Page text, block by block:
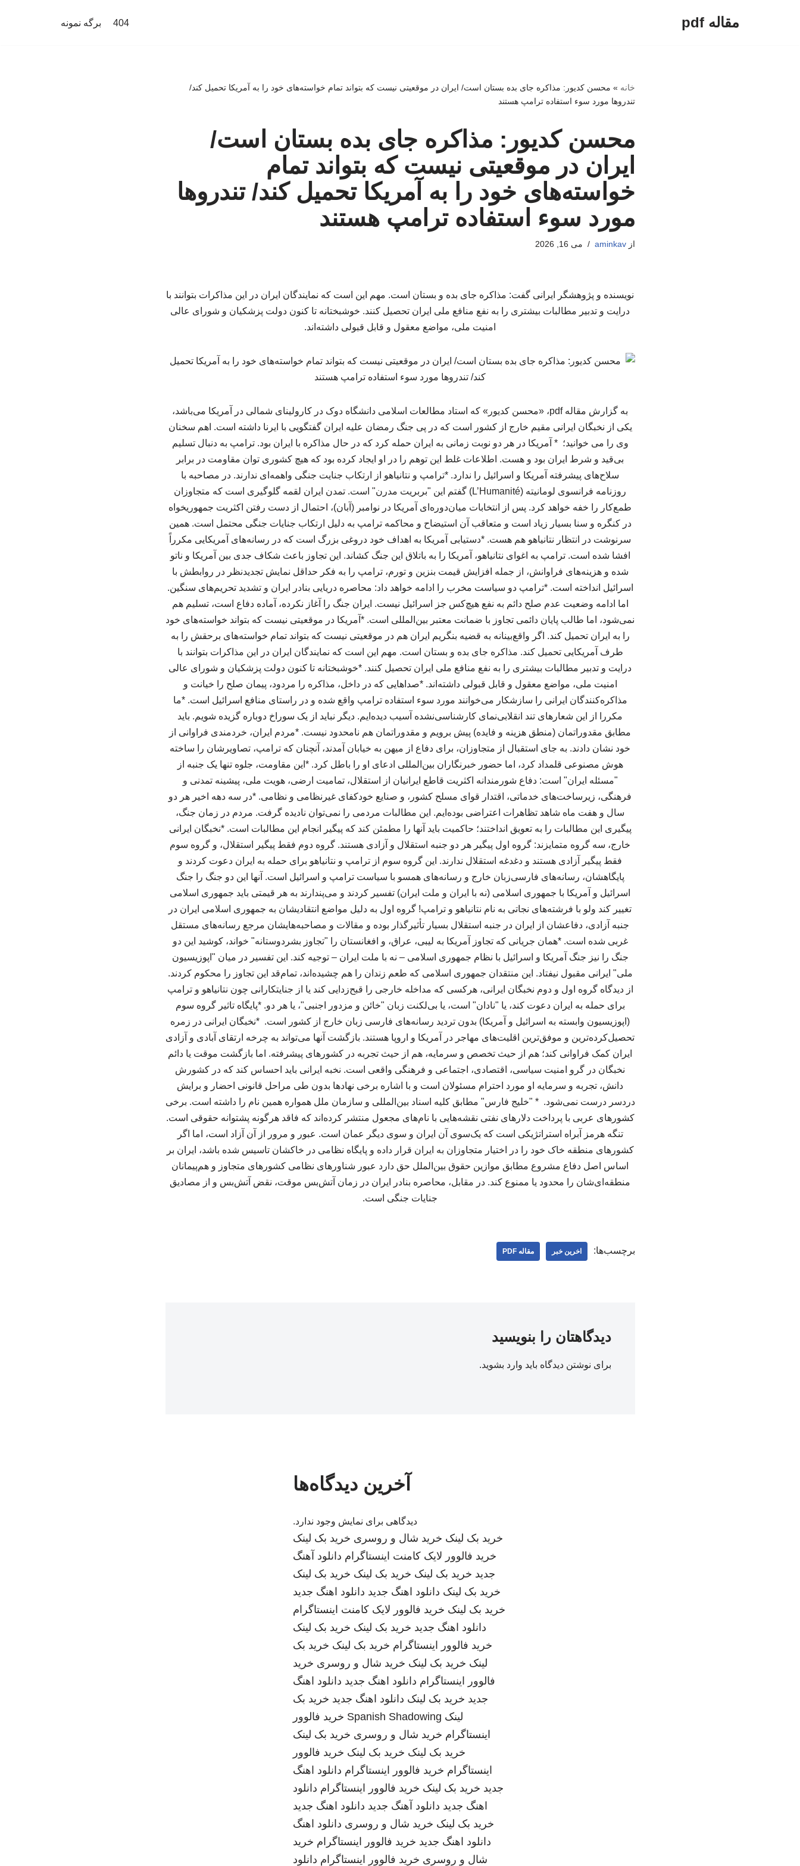
مقاله pdf 404 برگه نمونه
خانه » محسن کدیور: مذاکره جای بده بستان است/ ایران در موقعیتی نیست که بتواند تمام خواسته‌های خود را به آمریکا تحمیل کند/
تندروها مورد سوء استفاده ترامپ هستند
محسن کدیور: مذاکره جای بده بستان است/
ایران در موقعیتی نیست که بتواند تمام
خواسته‌های خود را به آمریکا تحمیل کند/ تندروها
مورد سوء استفاده ترامپ هستند
ازaminkav می 16, 2026
نویسنده و پژوهشگر ایرانی گفت: مذاکره جای بده و بستان است. مهم این است که نمایندگان ایران در این مذاکرات بتوانند با
درایت و تدبیر مطالبات بیشتری را به نفع منافع ملی ایران تحصیل کنند. خوشبختانه تا کنون دولت پزشکیان و شورای عالی
امنیت ملی، مواضع معقول و قابل قبولی داشته‌اند.
به گزارش مقاله pdf، «محسن کدیور» که استاد مطالعات اسلامی دانشگاه دوک در کارولینای شمالی در آمریکا می‌باشد،
یکی از نخبگان ایرانی مقیم خارج از کشور است که در پی جنگ رمضان علیه ایران گفتگویی با ایرنا داشته است. اهم سخنان
وی را می خوانید؛ * آمریکا در هر دو نوبت زمانی به ایران حمله کرد که در حال مذاکره با ایران بود. ترامپ به دنبال تسلیم
بی‌قید و شرط ایران بود و هست. اطلاعات غلط این توهم را در او ایجاد کرده بود که هیچ کشوری توان مقاومت در برابر
سلاح‌های پیشرفته آمریکا و اسرائیل را ندارد. *ترامپ و نتانیاهو از ارتکاب جنایت جنگی واهمه‌ای ندارند. در مصاحبه با
روزنامه فرانسوی لومانیته (L’Humanité) گفتم این "بربریت مدرن" است. تمدن ایران لقمه گلوگیری است که متجاوزان
طمع‌کار را خفه خواهد کرد. پس از انتخابات میان‌دوره‌ای آمریکا در نوامبر (آبان)، احتمال از دست رفتن اکثریت جمهوریخواه
در کنگره و سنا بسیار زیاد است و متعاقب آن استیضاح و محاکمه ترامپ به دلیل ارتکاب جنایات جنگی محتمل است. همین
سرنوشت در انتظار نتانیاهو هم هست. *دستیابی آمریکا به اهداف خود دروغی بزرگ است که در رسانه‌های آمریکایی مکرراً
افشا شده است. ترامپ به اغوای نتانیاهو، آمریکا را به باتلاق این جنگ کشاند. این تجاوز باعث شکاف جدی بین آمریکا و ناتو
شده و هزینه‌های فراوانش، از جمله افزایش قیمت بنزین و تورم، ترامپ را به فکر حداقل نمایش تجدیدنظر در روابطش با
اسرائیل انداخته است. *ترامپ دو سیاست مخرب را ادامه خواهد داد: محاصره دریایی بنادر ایران و تشدید تحریم‌های سنگین.
اما ادامه وضعیت عدم صلح دائم به نفع هیچ‌کس جز اسرائیل نیست. ایران جنگ را آغاز نکرده، آماده دفاع است، تسلیم هم
نمی‌شود، اما طالب پایان دائمی تجاوز با ضمانت معتبر بین‌المللی است. *آمریکا در موقعیتی نیست که بتواند خواسته‌های خود
را به ایران تحمیل کند. اگر واقع‌بینانه به قضیه بنگریم ایران هم در موقعیتی نیست که بتواند تمام خواسته‌های برحقش را به
طرف آمریکایی تحمیل کند. مذاکره جای بده و بستان است. مهم این است که نمایندگان ایران در این مذاکرات بتوانند با
درایت و تدبیر مطالبات بیشتری را به نفع منافع ملی ایران تحصیل کنند. *خوشبختانه تا کنون دولت پزشکیان و شورای عالی
امنیت ملی، مواضع معقول و قابل قبولی داشته‌اند. *صداهایی که در داخل، مذاکره را مردود، پیمان صلح را خیانت و
مذاکره‌کنندگان ایرانی را سازشکار می‌خوانند مورد سوء استفاده ترامپ واقع شده و در راستای منافع اسرائیل است. *ما
مکررا از این شعارهای تند انقلابی‌نمای کارشناسی‌نشده آسیب دیده‌ایم. دیگر نباید از یک سوراخ دوباره گزیده شویم. باید
مطابق مقدوراتمان (منطق هزینه و فایده) پیش برویم و مقدوراتمان هم نامحدود نیست. *مردم ایران، خردمندی فراوانی از
خود نشان دادند. به جای استقبال از متجاوزان، برای دفاع از میهن به خیابان آمدند، آنچنان که ترامپ، تصاویرشان را ساخته
هوش مصنوعی قلمداد کرد، اما حضور خبرنگاران بین‌المللی ادعای او را باطل کرد. *این مقاومت، جلوه تنها یک جنبه از
"مسئله ایران" است: دفاع شورمندانه اکثریت قاطع ایرانیان از استقلال، تمامیت ارضی، هویت ملی، پیشینه تمدنی و
فرهنگی، زیرساخت‌های خدماتی، اقتدار قوای مسلح کشور، و صنایع خودکفای غیرنظامی و نظامی. *در سه دهه اخیر هر دو
سال و هفت ماه شاهد تظاهرات اعتراضی بوده‌ایم. این مطالبات مردمی را نمی‌توان نادیده گرفت. مردم در زمان جنگ،
پیگیری این مطالبات را به تعویق انداختند؛ حاکمیت باید آنها را مطمئن کند که پیگیر انجام این مطالبات است. *نخبگان ایرانی
خارج، سه گروه متمایزند: گروه اول پیگیر هر دو جنبه استقلال و آزادی هستند. گروه دوم فقط پیگیر استقلال، و گروه سوم
فقط پیگیر آزادی هستند و دغدغه استقلال ندارند. این گروه سوم از ترامپ و نتانیاهو برای حمله به ایران دعوت کردند و
پایگاهشان، رسانه‌های فارسی‌زبان خارج و رسانه‌های همسو با سیاست ترامپ و اسرائیل است. آنها این دو جنگ را جنگ
اسرائیل و آمریکا با جمهوری اسلامی (نه با ایران و ملت ایران) تفسیر کردند و می‌پندارند به هر قیمتی باید جمهوری اسلامی
تغییر کند ولو با فرشته‌های نجاتی به نام نتانیاهو و ترامپ! گروه اول به دلیل مواضع انتقادیشان به جمهوری اسلامی ایران در
جنبه آزادی، دفاعشان از ایران در جنبه استقلال بسیار تأثیرگذار بوده و مقالات و مصاحبه‌هایشان مرجع رسانه‌های مستقل
غربی شده است. *همان جریانی که تجاوز آمریکا به لیبی، عراق، و افغانستان را "تجاوز بشردوستانه" خواند، کوشید این دو
جنگ را نیز جنگ آمریکا و اسرائیل با نظام جمهوری اسلامی – نه با ملت ایران – توجیه کند. این تفسیر در میان "اپوزیسیون
ملی" ایرانی مقبول نیفتاد. این منتقدان جمهوری اسلامی که طعم زندان را هم چشیده‌اند، تمام‌قد این تجاوز را محکوم کردند.
از دیدگاه گروه اول و دوم نخبگان ایرانی، هرکسی که مداخله خارجی را قبح‌زدایی کند یا از جنایتکارانی چون نتانیاهو و ترامپ
برای حمله به ایران دعوت کند، یا "نادان" است، یا بی‌لکنت زبان "خائن و مزدور اجنبی"، یا هر دو. *پایگاه تاثیر گروه سوم
(اپوزیسیون وابسته به اسرائیل و آمریکا) بدون تردید رسانه‌های فارسی زبان خارج از کشور است. *نخبگان ایرانی در زمره
تحصیل‌کرده‌ترین و موفق‌ترین اقلیت‌های مهاجر در آمریکا و اروپا هستند. بازگشت آنها می‌تواند به چرخه ارتقای آبادی و آزادی
ایران کمک فراوانی کند؛ هم از حیث تخصص و سرمایه، هم از حیث تجربه در کشورهای پیشرفته. اما بازگشت موقت یا دائم
نخبگان در گرو امنیت سیاسی، اقتصادی، اجتماعی و فرهنگی واقعی است. نخبه ایرانی باید احساس کند که در کشورش
دانش، تجربه و سرمایه او مورد احترام مسئولان است و با اشاره برخی نهادها بدون طی مراحل قانونی احضار و برایش
دردسر درست نمی‌شود. * "خلیج فارس" مطابق کلیه اسناد بین‌المللی و سازمان ملل همواره همین نام را داشته است. برخی
کشورهای عربی با پرداخت دلارهای نفتی نقشه‌هایی با نام‌های مجعول منتشر کرده‌اند که فاقد هرگونه پشتوانه حقوقی است.
تنگه هرمز آبراه استراتژیکی است که یک‌سوی آن ایران و سوی دیگر عمان است. عبور و مرور از آن آزاد است، اما اگر
کشورهای منطقه خاک خود را در اختیار متجاوزان به ایران قرار داده و پایگاه نظامی در خاکشان تاسیس شده باشد، ایران بر
اساس اصل دفاع مشروع مطابق موازین حقوق بین‌الملل حق دارد عبور شناورهای نظامی کشورهای متجاوز و هم‌پیمانان
منطقه‌ای‌شان را محدود یا ممنوع کند. در مقابل، محاصره بنادر ایران در زمان آتش‌بس موقت، نقض آتش‌بس و از مصادیق
جنایات جنگی است.
برچسب‌ها: اخرین خبر مقاله PDF
دیدگاهتان را بنویسید
برای نوشتن دیدگاه باید وارد بشوید.
آخرین دیدگاه‌ها
دیدگاهی برای نمایش وجود ندارد.
خرید بک لینک خرید شال و روسری خرید بک لینک
خرید فالوور لایک کامنت اینستاگرام دانلود آهنگ
جدید خرید بک لینک خرید بک لینک خرید بک لینک
خرید بک لینک دانلود اهنگ جدید دانلود اهنگ جدید
خرید بک لینک خرید فالوور لایک کامنت اینستاگرام
دانلود اهنگ جدید خرید بک لینک خرید بک لینک
خرید فالوور اینستاگرام خرید بک لینک خرید بک
لینک خرید بک لینک خرید شال و روسری خرید
فالوور اینستاگرام دانلود اهنگ جدید دانلود اهنگ
جدید خرید بک لینک دانلود اهنگ جدید خرید بک
لینک Spanish Shadowing خرید فالوور
اینستاگرام خرید شال و روسری خرید بک لینک
خرید بک لینک خرید بک لینک خرید فالوور
اینستاگرام خرید فالوور اینستاگرام دانلود اهنگ
جدید خرید بک لینک خرید فالوور اینستاگرام دانلود
اهنگ جدید دانلود آهنگ جدید دانلود اهنگ جدید
خرید بک لینک خرید شال و روسری دانلود اهنگ
دانلود اهنگ جدید خرید فالوور اینستاگرام خرید
شال و روسری خرید فالوور اینستاگرام دانلود